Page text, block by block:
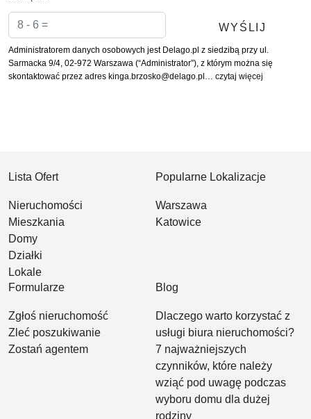
Administratorem danych osobowych jest Delago.pl z siedzibą przy ul.
Sarmacka 9/4, 02-972 Warszawa (“Administrator”), z którym można się
skontaktować przez adres kinga.brzosko@delago.pl… czytaj więcej
Lista Ofert
Nieruchomości
Mieszkania
Domy
Działki
Lokale
Popularne Lokalizacje
Warszawa
Katowice
Formularze
Zgłoś nieruchomość
Zleć poszukiwanie
Zostań agentem
Blog
Dlaczego warto korzystać z
usługi biura nieruchomości?
7 najważniejszych
czynników, które należy
wziąć pod uwagę podczas
wyboru domu dla dużej
rodziny